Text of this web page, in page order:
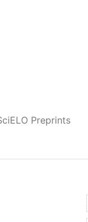
Preprints